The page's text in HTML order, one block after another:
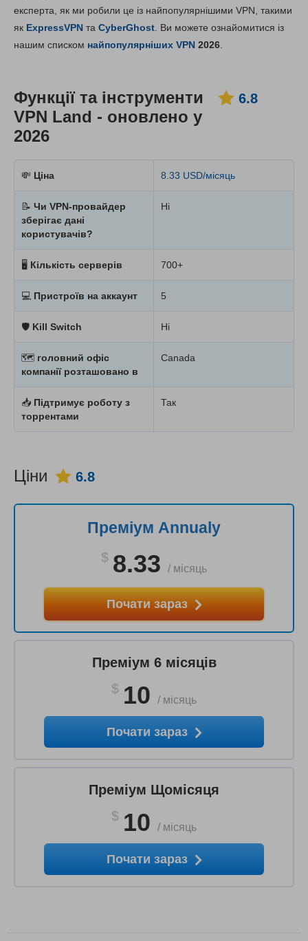
Надійність та підтримка 7.4
експерта, як ми робили це із найпопулярнішими VPN, такими
як ExpressVPN та CyberGhost . Ви можете ознайомитися із
нашим списком найпопулярніших VPN 2026
Функції та інструменти
VPN Land - оновлено у
2026
6.8
💸 Ціна 8.33 USD/місяць
📝 Чи VPN-провайдер
зберігає дані
користувачів?
Ні
🖥 Кількість серверів 700+
💻 Пристроїв на аккаунт 5
🛡 Kill Switch Ні
🗺 головний офіс
компанії розташовано в
Canada
📥 Підтримує роботу з
торрентами
Так
Ціни 6.8
Преміум Annualy
$ 8.33 / місяць
Почати зараз
Преміум 6 місяців
$ 10 / місяць
Почати зараз
Преміум Щомісяця
$ 10 / місяць
Почати зараз